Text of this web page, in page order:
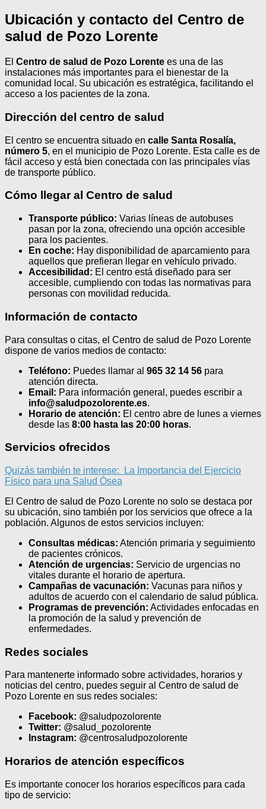
Ubicación y contacto del Centro de
salud de Pozo Lorente
El Centro de salud de Pozo Lorente es una de las
instalaciones más importantes para el bienestar de la
comunidad local. Su ubicación es estratégica, facilitando el
acceso a los pacientes de la zona.
Dirección del centro de salud
El centro se encuentra situado en calle Santa Rosalía,
número 5, en el municipio de Pozo Lorente. Esta calle es de
fácil acceso y está bien conectada con las principales vías
de transporte público.
Cómo llegar al Centro de salud
Transporte público: Varias líneas de autobuses
pasan por la zona, ofreciendo una opción accesible
para los pacientes.
En coche: Hay disponibilidad de aparcamiento para
aquellos que prefieran llegar en vehículo privado.
Accesibilidad: El centro está diseñado para ser
accesible, cumpliendo con todas las normativas para
personas con movilidad reducida.
Información de contacto
Para consultas o citas, el Centro de salud de Pozo Lorente
dispone de varios medios de contacto:
Teléfono: Puedes llamar al 965 32 14 56 para
atención directa.
Email: Para información general, puedes escribir a
info@saludpozolorente.es.
Horario de atención: El centro abre de lunes a viernes
desde las 8:00 hasta las 20:00 horas.
Servicios ofrecidos
Quizás también te interese:
La Importancia del Ejercicio
Físico para una Salud Ósea
El Centro de salud de Pozo Lorente no solo se destaca por
su ubicación, sino también por los servicios que ofrece a la
población. Algunos de estos servicios incluyen:
Consultas médicas: Atención primaria y seguimiento
de pacientes crónicos.
Atención de urgencias: Servicio de urgencias no
vitales durante el horario de apertura.
Campañas de vacunación: Vacunas para niños y
adultos de acuerdo con el calendario de salud pública.
Programas de prevención: Actividades enfocadas en
la promoción de la salud y prevención de
enfermedades.
Redes sociales
Para mantenerte informado sobre actividades, horarios y
noticias del centro, puedes seguir al Centro de salud de
Pozo Lorente en sus redes sociales:
Facebook: @saludpozolorente
Twitter: @salud_pozolorente
Instagram: @centrosaludpozolorente
Horarios de atención específicos
Es importante conocer los horarios específicos para cada
tipo de servicio: